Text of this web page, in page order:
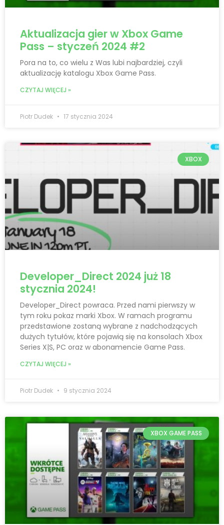
Aktualizacja gier w Xbox Game
Pass – styczeń 2024 #2
Pora na to, co wielu z Was lubi najbardziej, czyli
aktualizację katalogu Xbox Game Pass.
CZYTAJ WIĘCEJ »
Piotr Dudek 17 stycznia 2024
XBOX
Developer_Direct 2024 już 18
stycznia 2024!
Developer_Direct powraca. Przed nami pierwszy w
tym roku pokaz marki Xbox. W ramach programu
przedstawione zostaną wybrane z nadchodzących
dużych tytułów, które pojawią się na konsolach Xbox
Series X|S, PC oraz w abonamencie Game Pass.
CZYTAJ WIĘCEJ »
Piotr Dudek 9 stycznia 2024
XBOX GAME PASS